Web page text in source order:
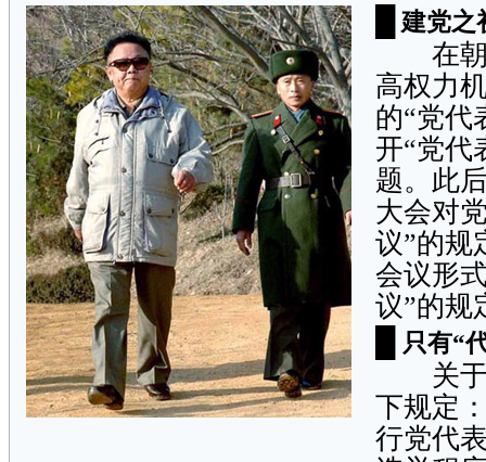
建党之
在朝
高权力
的“党代
开“党代
题。此
大会对
议”的规
会议形
议”的规
只有“
关于“
下规定
行党代